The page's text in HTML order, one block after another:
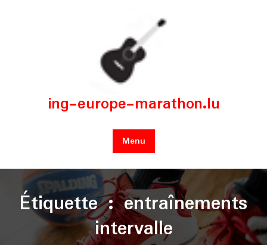
ing-europe-marathon.lu
Menu
Étiquette :entraînements
intervalle